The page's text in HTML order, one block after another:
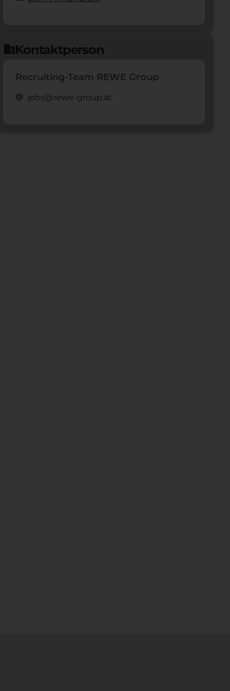
domainKontaktperson
Recruiting-Team REWE Group
alternate_email jobs@rewe-group.at